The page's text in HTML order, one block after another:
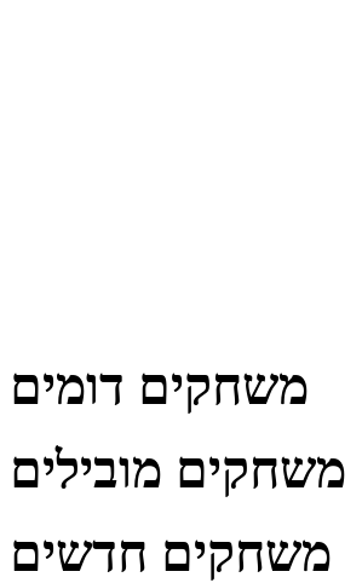
משחקים דומים
משחקים מובילים
משחקים חדשים